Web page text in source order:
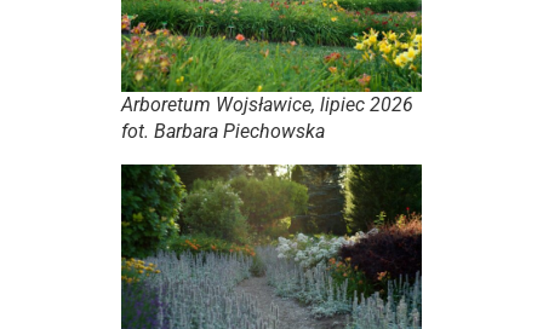
Arboretum Wojsławice, lipiec 2026
fot. Barbara Piechowska